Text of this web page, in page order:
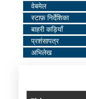
Home
Middle
Menu
वेबमेल
स्टाफ़ निर्देशिका
बाहरी कड़ियाँ
प्रशंसापत्र
अभिलेख